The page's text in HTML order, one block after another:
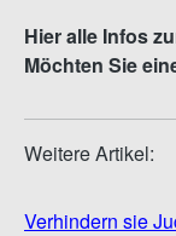
Hier alle Infos
Möchten Sie
Weitere Artikel:
Verhindern sie